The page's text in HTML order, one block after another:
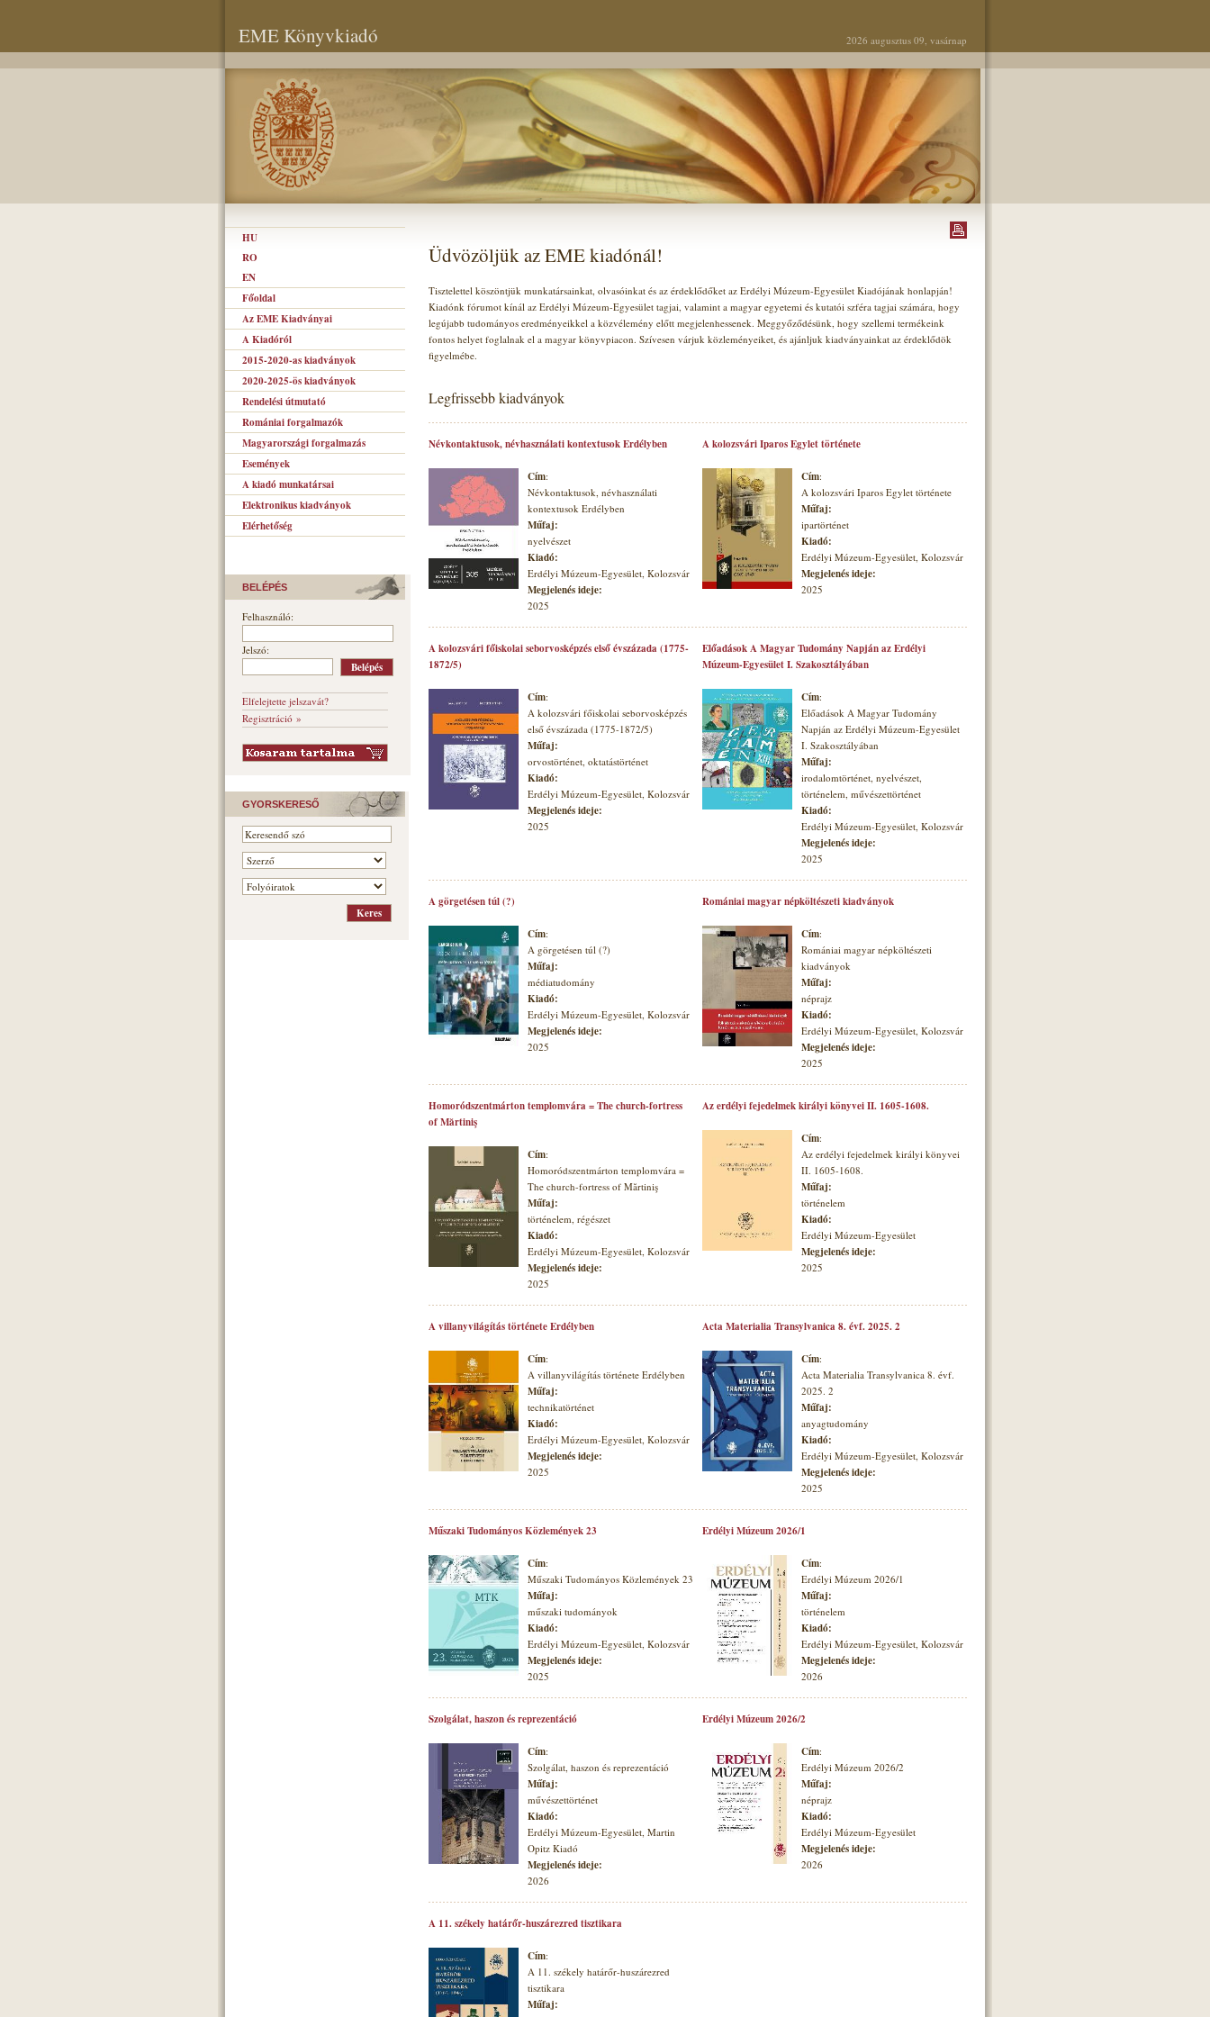
EME Könyvkiadó 2026 augusztus 09, vasárnap
HU
RO
EN
Főoldal
Az EME Kiadványai
A Kiadóról
2015-2020-as kiadványok
2020-2025-ös kiadványok
Rendelési útmutató
Romániai forgalmazók
Magyarországi forgalmazás
Események
A kiadó munkatársai
Elektronikus kiadványok
Elérhetőség
BELÉPÉS
Felhasználó:
Jelszó:
Elfelejtette jelszavát?
Regisztráció »
GYORSKERESŐ
Üdvözöljük az EME kiadónál!
Tisztelettel köszöntjük munkatársainkat, olvasóinkat és az érdeklődőket az Erdélyi Múzeum-Egyesület Kiadójának honlapján!
Kiadónk fórumot kínál az Erdélyi Múzeum-Egyesület tagjai, valamint a magyar egyetemi és kutatói szféra tagjai számára, hogy
legújabb tudományos eredményeikkel a közvélemény előtt megjelenhessenek. Meggyőződésünk, hogy szellemi termékeink
fontos helyet foglalnak el a magyar könyvpiacon. Szívesen várjuk közleményeiket, és ajánljuk kiadványainkat az érdeklődök
figyelmébe.
Legfrissebb kiadványok
Névkontaktusok, névhasználati kontextusok Erdélyben
Cím:
Névkontaktusok, névhasználati
kontextusok Erdélyben
Műfaj:
nyelvészet
Kiadó:
Erdélyi Múzeum-Egyesület, Kolozsvár
Megjelenés ideje:
2025
A kolozsvári Iparos Egylet története
Cím:
A kolozsvári Iparos Egylet története
Műfaj:
ipartörténet
Kiadó:
Erdélyi Múzeum-Egyesület, Kolozsvár
Megjelenés ideje:
2025
A kolozsvári főiskolai seborvosképzés első évszázada (1775-
1872/5)
Cím:
A kolozsvári főiskolai seborvosképzés
első évszázada (1775-1872/5)
Műfaj:
orvostörténet, oktatástörténet
Kiadó:
Erdélyi Múzeum-Egyesület, Kolozsvár
Megjelenés ideje:
2025
Előadások A Magyar Tudomány Napján az Erdélyi
Múzeum-Egyesület I. Szakosztályában
Cím:
Előadások A Magyar Tudomány
Napján az Erdélyi Múzeum-Egyesület
I. Szakosztályában
Műfaj:
irodalomtörténet, nyelvészet,
történelem, művészettörténet
Kiadó:
Erdélyi Múzeum-Egyesület, Kolozsvár
Megjelenés ideje:
2025
A görgetésen túl (?)
Cím:
A görgetésen túl (?)
Műfaj:
médiatudomány
Kiadó:
Erdélyi Múzeum-Egyesület, Kolozsvár
Megjelenés ideje:
2025
Romániai magyar népköltészeti kiadványok
Cím:
Romániai magyar népköltészeti
kiadványok
Műfaj:
néprajz
Kiadó:
Erdélyi Múzeum-Egyesület, Kolozsvár
Megjelenés ideje:
2025
Homoródszentmárton templomvára = The church-fortress
of Mărtiniş
Cím:
Homoródszentmárton templomvára =
The church-fortress of Mărtiniş
Műfaj:
történelem, régészet
Kiadó:
Erdélyi Múzeum-Egyesület, Kolozsvár
Megjelenés ideje:
2025
Az erdélyi fejedelmek királyi könyvei II. 1605-1608.
Cím:
Az erdélyi fejedelmek királyi könyvei
II. 1605-1608.
Műfaj:
történelem
Kiadó:
Erdélyi Múzeum-Egyesület
Megjelenés ideje:
2025
A villanyvilágítás története Erdélyben
Cím:
A villanyvilágítás története Erdélyben
Műfaj:
technikatörténet
Kiadó:
Erdélyi Múzeum-Egyesület, Kolozsvár
Megjelenés ideje:
2025
Acta Materialia Transylvanica 8. évf. 2025. 2
Cím:
Acta Materialia Transylvanica 8. évf.
2025. 2
Műfaj:
anyagtudomány
Kiadó:
Erdélyi Múzeum-Egyesület, Kolozsvár
Megjelenés ideje:
2025
Műszaki Tudományos Közlemények 23
Cím:
Műszaki Tudományos Közlemények 23
Műfaj:
műszaki tudományok
Kiadó:
Erdélyi Múzeum-Egyesület, Kolozsvár
Megjelenés ideje:
2025
Erdélyi Múzeum 2026/1
Cím:
Erdélyi Múzeum 2026/1
Műfaj:
történelem
Kiadó:
Erdélyi Múzeum-Egyesület, Kolozsvár
Megjelenés ideje:
2026
Szolgálat, haszon és reprezentáció
Cím:
Szolgálat, haszon és reprezentáció
Műfaj:
művészettörténet
Kiadó:
Erdélyi Múzeum-Egyesület, Martin
Opitz Kiadó
Megjelenés ideje:
2026
Erdélyi Múzeum 2026/2
Cím:
Erdélyi Múzeum 2026/2
Műfaj:
néprajz
Kiadó:
Erdélyi Múzeum-Egyesület
Megjelenés ideje:
2026
A 11. székely határőr-huszárezred tisztikara
Cím:
A 11. székely határőr-huszárezred
tisztikara
Műfaj: